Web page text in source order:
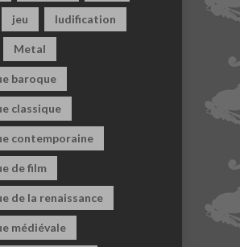
jeu ludification
Metal
baroque
classique
contemporaine
de film
de la renaissance
médiévale